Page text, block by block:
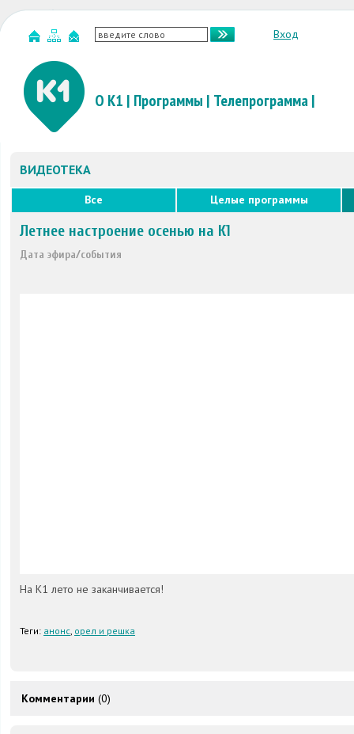
Вход
О К1 | Программы | Телепрограмма|
ВИДЕОТЕКА
Все Целые программы
Летнее настроение осенью на К1
Дата эфира/события
На К1 лето не заканчивается!
Теги: анонс, орел и решка
Комментарии (0)